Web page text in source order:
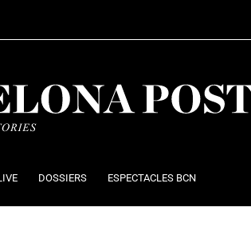
DOSSIERS ESPECTACLES BCN